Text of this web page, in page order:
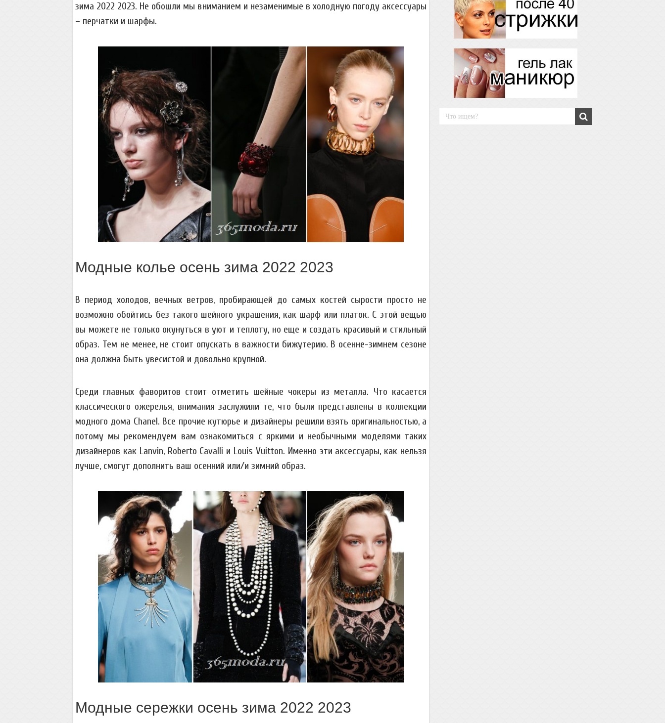
зима 2022 2023. Не обошли мы вниманием и незаменимые в холодную погоду аксессуары
– перчатки и шарфы.
Модные колье осень зима 2022 2023
В период холодов, вечных ветров, пробирающей до самых костей сырости просто не
возможно обойтись без такого шейного украшения, как шарф или платок. С этой вещью
вы можете не только окунуться в уют и теплоту, но еще и создать красивый и стильный
образ. Тем не менее, не стоит опускать в важности бижутерию. В осенне-зимнем сезоне
она должна быть увесистой и довольно крупной.
Среди главных фаворитов стоит отметить шейные чокеры из металла. Что касается
классического ожерелья, внимания заслужили те, что были представлены в коллекции
модного дома Chanel. Все прочие кутюрье и дизайнеры решили взять оригинальностью, а
потому мы рекомендуем вам ознакомиться с яркими и необычными моделями таких
дизайнеров как Lanvin, Roberto Cavalli и Louis Vuitton. Именно эти аксессуары, как нельзя
лучше, смогут дополнить ваш осенний или/и зимний образ.
Модные сережки осень зима 2022 2023